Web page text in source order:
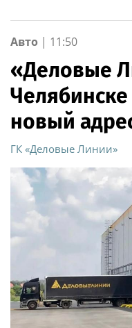
Авто | 11:50
«Деловые
новый
ГК «Деловые Линии»